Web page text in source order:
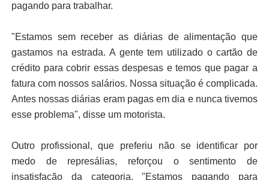
pagando para trabalhar.
"Estamos sem receber as diárias de alimentação que
gastamos na estrada. A gente tem utilizado o cartão de
crédito para cobrir essas despesas e temos que pagar a
fatura com nossos salários. Nossa situação é complicada.
Antes nossas diárias eram pagas em dia e nunca tivemos
esse problema", disse um motorista.
Outro profissional, que preferiu não se identificar por
medo de represálias, reforçou o sentimento de
insatisfação da categoria. "Estamos pagando para